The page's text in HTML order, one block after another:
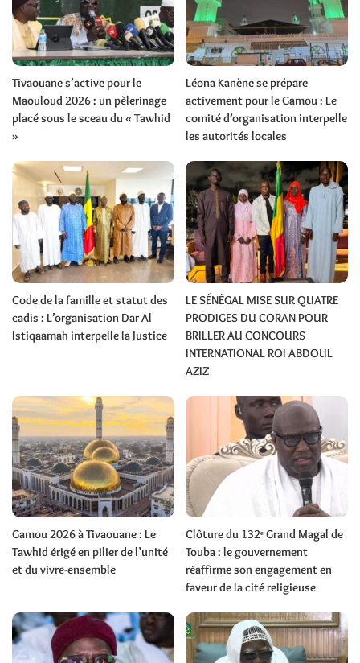
Tivaouane s’active pour le
Maouloud 2026 : un pèlerinage
placé sous le sceau du « Tawhid
»
Léona Kanène se prépare
activement pour le Gamou : Le
comité d’organisation interpelle
les autorités locales
Code de la famille et statut des
cadis : L’organisation Dar Al
Istiqaamah interpelle la Justice
LE SÉNÉGAL MISE SUR QUATRE
PRODIGES DU CORAN POUR
BRILLER AU CONCOURS
INTERNATIONAL ROI ABDOUL
AZIZ
Gamou 2026 à Tivaouane : Le
Tawhid érigé en pilier de l’unité
et du vivre-ensemble
Clôture du 132ᵉ Grand Magal de
Touba : le gouvernement
réaffirme son engagement en
faveur de la cité religieuse